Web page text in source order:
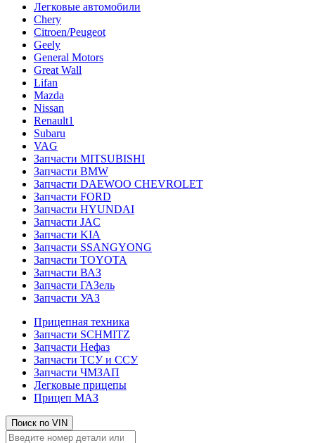
Легковые автомобили
Chery
Citroen/Peugeot
Geely
General Motors
Great Wall
Lifan
Mazda
Nissan
Renault1
Subaru
VAG
Запчасти MITSUBISHI
Запчасти BMW
Запчасти DAEWOO CHEVROLET
Запчасти FORD
Запчасти HYUNDAI
Запчасти JAC
Запчасти KIA
Запчасти SSANGYONG
Запчасти TOYOTA
Запчасти ВАЗ
Запчасти ГАЗель
Запчасти УАЗ
Прицепная техника
Запчасти SCHMITZ
Запчасти Нефаз
Запчасти ТСУ и ССУ
Запчасти ЧМЗАП
Легковые прицепы
Прицеп МАЗ
Поиск по VIN